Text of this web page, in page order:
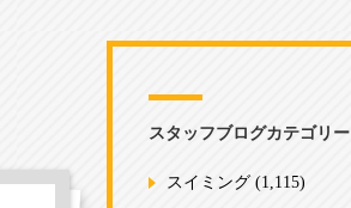
スタッフブログカテゴリー
スイミング(1,115)